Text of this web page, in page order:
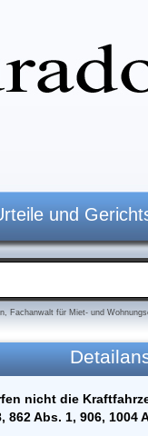
und
Fachanwalt für Miet- und
nicht die
862 Abs. 1, 906, 1004